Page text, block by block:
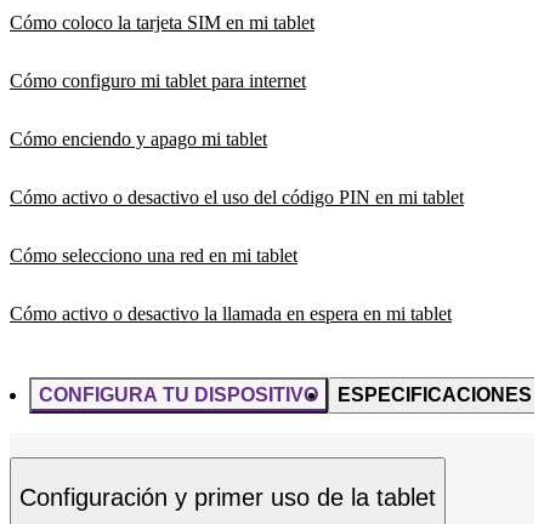
Cómo coloco la tarjeta SIM en mi tablet
Cómo configuro mi tablet para internet
Cómo enciendo y apago mi tablet
Cómo activo o desactivo el uso del código PIN en mi tablet
Cómo selecciono una red en mi tablet
Cómo activo o desactivo la llamada en espera en mi tablet
CONFIGURA TU DISPOSITIVO ESPECIFICACIONES
Configuración y primer uso de la tablet